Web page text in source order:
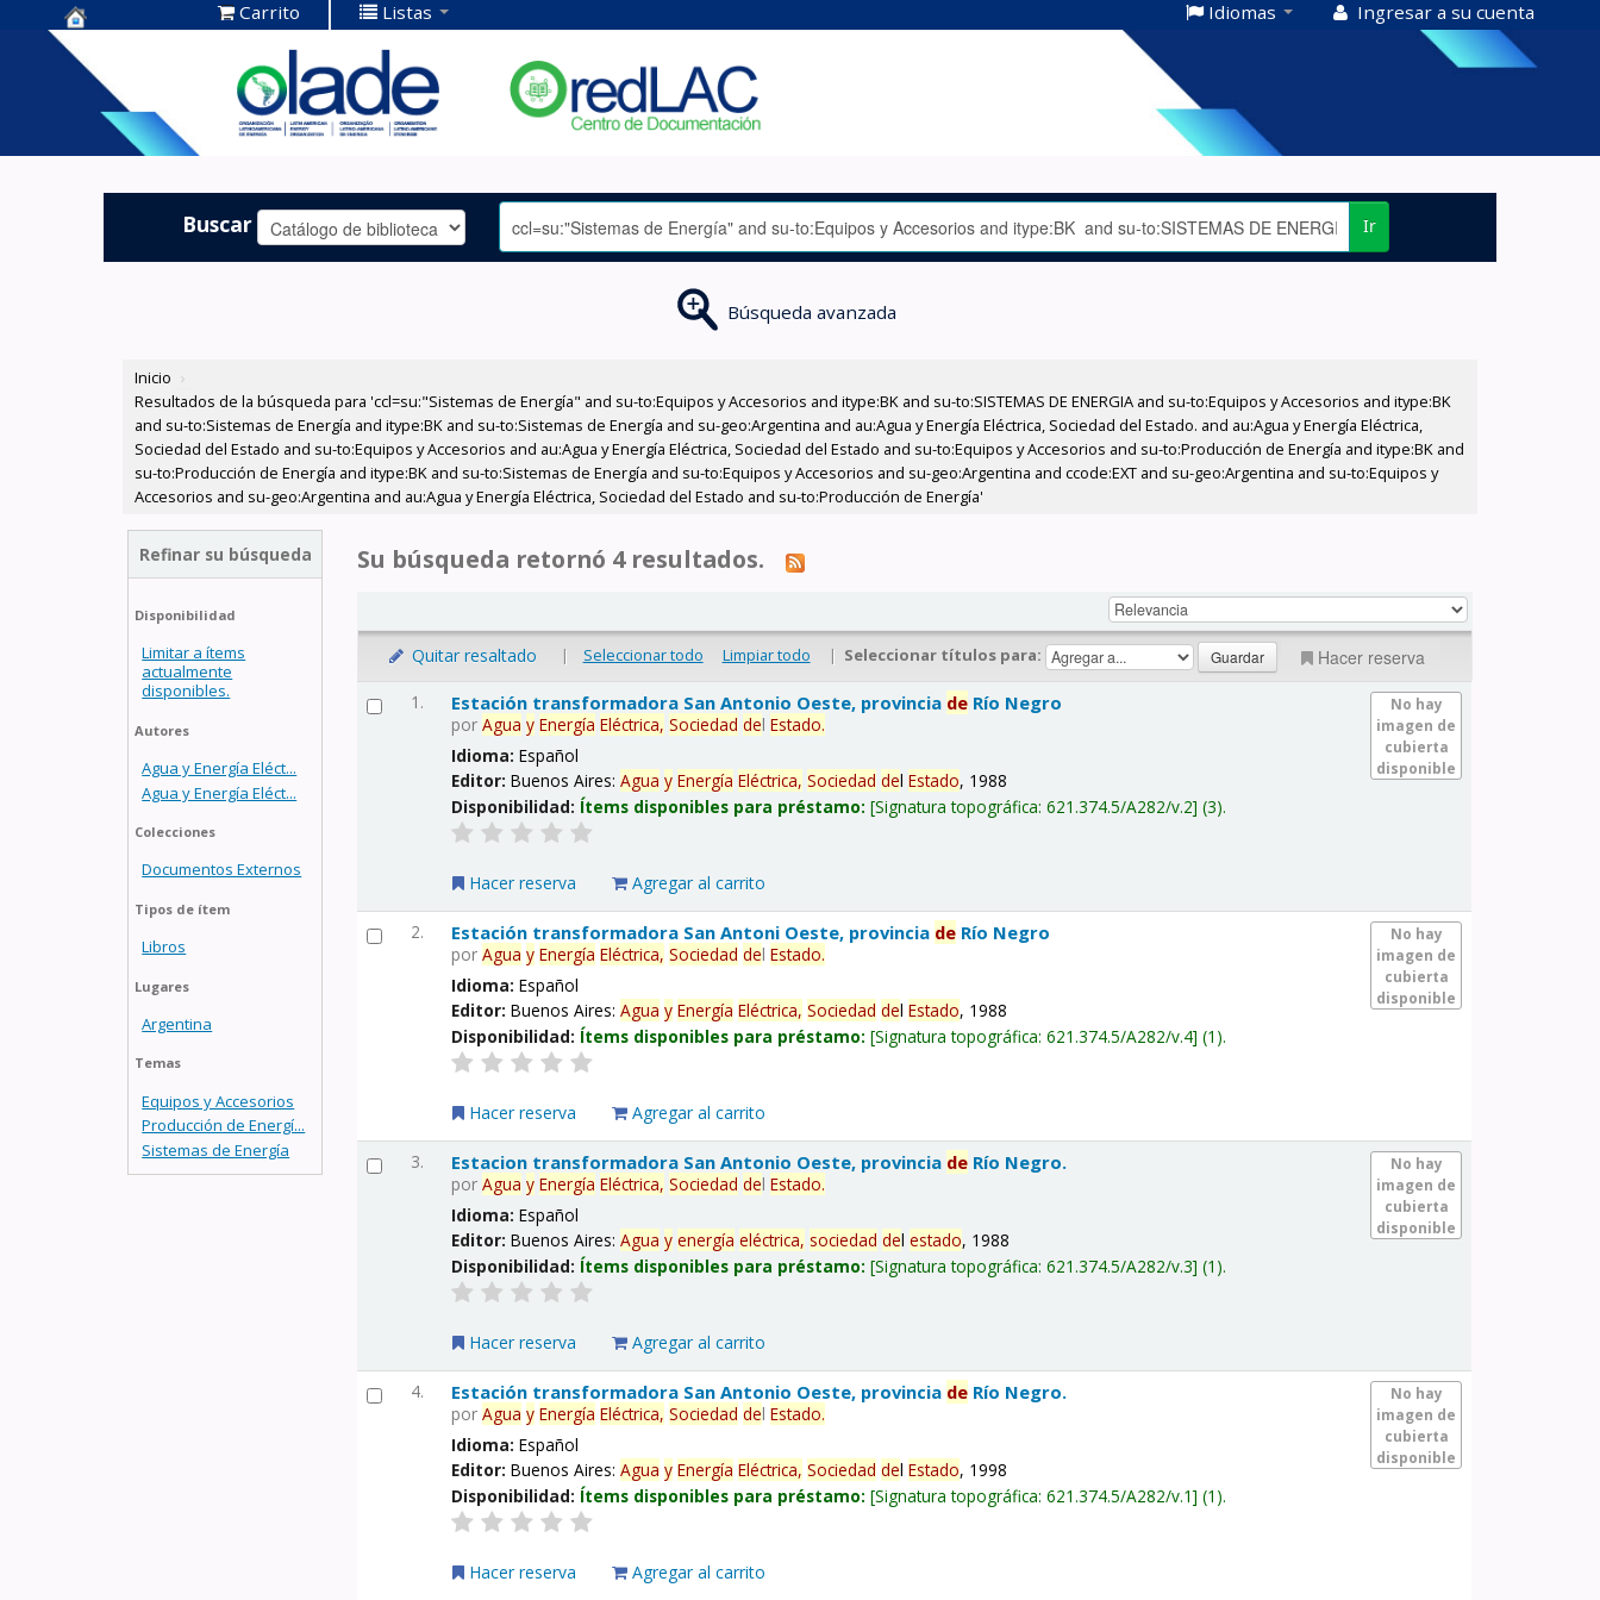
Centro de
Documentación
OLADE -
Carrito Listas Idiomas Ingresar a su cuenta
Buscar Ir
Búsqueda avanzada
Inicio ›
Resultados de la búsqueda para 'ccl=su:"Sistemas de Energía" and su-to:Equipos y Accesorios and itype:BK and su-to:SISTEMAS DE ENERGIA and su-to:Equipos y Accesorios and itype:BK
and su-to:Sistemas de Energía and itype:BK and su-to:Sistemas de Energía and su-geo:Argentina and au:Agua y Energía Eléctrica, Sociedad del Estado. and au:Agua y Energía Eléctrica,
Sociedad del Estado and su-to:Equipos y Accesorios and au:Agua y Energía Eléctrica, Sociedad del Estado and su-to:Equipos y Accesorios and su-to:Producción de Energía and itype:BK and
su-to:Producción de Energía and itype:BK and su-to:Sistemas de Energía and su-to:Equipos y Accesorios and su-geo:Argentina and ccode:EXT and su-geo:Argentina and su-to:Equipos y
Accesorios and su-geo:Argentina and au:Agua y Energía Eléctrica, Sociedad del Estado and su-to:Producción de Energía'
Refinar su búsqueda
Disponibilidad
Limitar a ítems
actualmente
disponibles.
Autores
Agua y Energía Eléct...
Agua y Energía Eléct...
Colecciones
Documentos Externos
Tipos de ítem
Libros
Lugares
Argentina
Temas
Equipos y Accesorios
Producción de Energí...
Sistemas de Energía
Su búsqueda retornó 4 resultados.
Quitar resaltado | Seleccionar todo Limpiar todo | Seleccionar títulos para: Hacer reserva
1.
No hay
imagen de
cubierta
disponible
Estación transformadora San Antonio Oeste, provincia de Río Negro
porAgua y Energía Eléctrica, Sociedad delEstado.
Idioma:Español
Editor:Buenos Aires:Agua y Energía Eléctrica, Sociedad delEstado, 1988
Disponibilidad: Ítems disponibles para préstamo: Signatura topográfica:621.374.5/A282/v.2 (3).
Hacer reserva Agregar al carrito
2.
No hay
imagen de
cubierta
disponible
Estación transformadora San Antoni Oeste, provincia de Río Negro
porAgua y Energía Eléctrica, Sociedad delEstado.
Idioma:Español
Editor:Buenos Aires:Agua y Energía Eléctrica, Sociedad delEstado, 1988
Disponibilidad: Ítems disponibles para préstamo: Signatura topográfica:621.374.5/A282/v.4 (1).
Hacer reserva Agregar al carrito
3.
No hay
imagen de
cubierta
disponible
Estacion transformadora San Antonio Oeste, provincia de Río Negro.
porAgua y Energía Eléctrica, Sociedad delEstado.
Idioma:Español
Editor:Buenos Aires:Agua y energía eléctrica, sociedad delestado, 1988
Disponibilidad: Ítems disponibles para préstamo: Signatura topográfica:621.374.5/A282/v.3 (1).
Hacer reserva Agregar al carrito
4.
No hay
imagen de
cubierta
disponible
Estación transformadora San Antonio Oeste, provincia de Río Negro.
porAgua y Energía Eléctrica, Sociedad delEstado.
Idioma:Español
Editor:Buenos Aires:Agua y Energía Eléctrica, Sociedad delEstado, 1998
Disponibilidad: Ítems disponibles para préstamo: Signatura topográfica:621.374.5/A282/v.1 (1).
Hacer reserva Agregar al carrito